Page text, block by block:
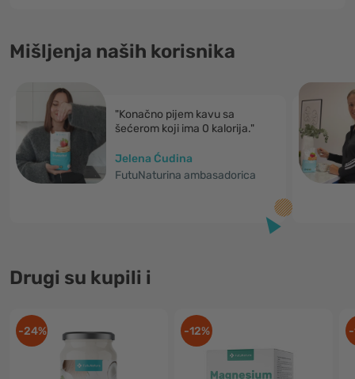
Mišljenja naših korisnika
"Konačno pijem kavu sa
šećerom koji ima 0 kalorija."
Jelena Ćudina
FutuNaturina ambasadorica
Drugi su kupili i
-24% -12% -